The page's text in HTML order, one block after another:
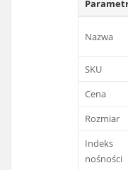
Nazwa
SKU
Cena
Rozmiar
Indeks
nośności